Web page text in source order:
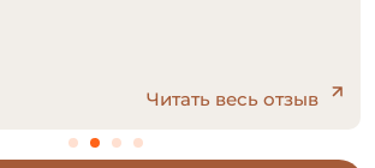
Читать весь отзыв